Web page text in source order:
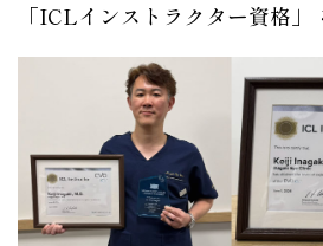
「ICLインストラクター資格」